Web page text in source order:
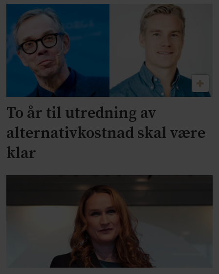
To år til utredning av
alternativkostnad skal være
klar